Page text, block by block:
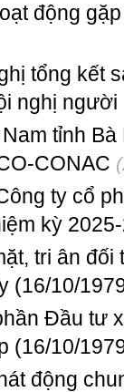
động
tổng kết
nghị
tỉnh
CONAC
ty cổ
kỳ
tri ân
(16/10/
Đầu tư
(16/10/
động